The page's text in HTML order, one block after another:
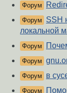
Форум
Форум
SSH
локальной
Форум
Форум
Форум в
Форум